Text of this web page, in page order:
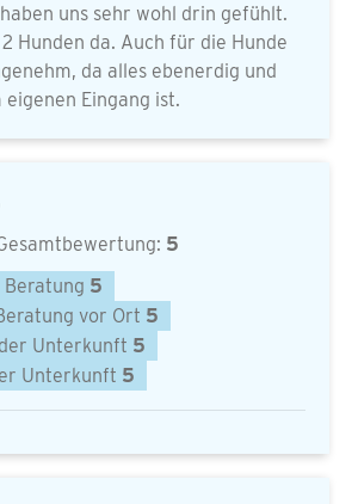
uns sehr wohl drin gefühlt.
Hunden da. Auch für die Hunde
da alles ebenerdig und
Eingang ist.
5
Beratung 5
vor Ort 5
Unterkunft 5
Unterkunft 5